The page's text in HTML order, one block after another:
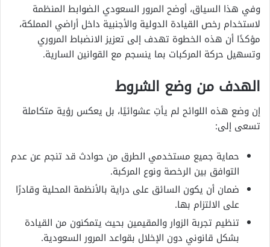
وفي هذا السياق، أوضح المرور السعودي الضوابط المنظمة
لاستخدام رخص القيادة الدولية والأجنبية داخل أراضي المملكة،
مؤكدًا أن هذه الخطوة تهدف إلى تعزيز الانضباط المروري
وتسهيل حركة المركبات بما ينسجم مع القوانين السارية.
الهدف من وضع الشروط
إن وضع هذه اللوائح لم يأتِ عشوائيًا، بل يعكس رؤية متكاملة
تسعى إلى:
حماية جميع مستخدمي الطرق من حوادث قد تنجم عن عدم
التوافق بين الرخصة ونوع المركبة.
ضمان أن يكون السائق على دراية بالأنظمة المحلية وقادرًا
على الالتزام بها.
تنظيم تجربة الزوار والمقيمين بحيث يتمكنون من القيادة
بشكل قانوني دون الإخلال بقواعد المرور السعودية.